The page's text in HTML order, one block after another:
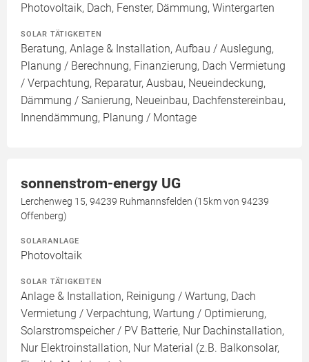
Photovoltaik, Dach, Fenster, Dämmung, Wintergarten
SOLAR TÄTIGKEITEN
Beratung, Anlage & Installation, Aufbau / Auslegung,
Planung / Berechnung, Finanzierung, Dach Vermietung
/ Verpachtung, Reparatur, Ausbau, Neueindeckung,
Dämmung / Sanierung, Neueinbau, Dachfenstereinbau,
Innendämmung, Planung / Montage
sonnenstrom-energy UG
Lerchenweg 15, 94239 Ruhmannsfelden (15km von 94239
Offenberg)
SOLARANLAGE
Photovoltaik
SOLAR TÄTIGKEITEN
Anlage & Installation, Reinigung / Wartung, Dach
Vermietung / Verpachtung, Wartung / Optimierung,
Solarstromspeicher / PV Batterie, Nur Dachinstallation,
Nur Elektroinstallation, Nur Material (z.B. Balkonsolar,